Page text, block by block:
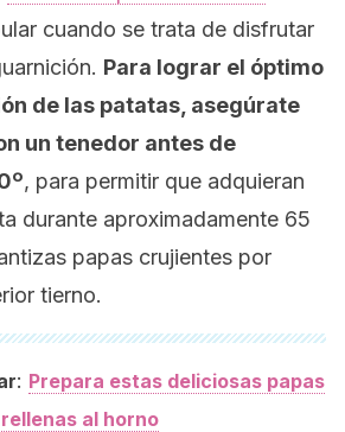
cuando se trata de disfrutar
Para lograr el óptimo
de las patatas, asegúrate
un tenedor antes de
, para permitir que adquieran
durante aproximadamente 65
papas crujientes por
tierno.
: Prepara estas deliciosas papas
rellenas al horno